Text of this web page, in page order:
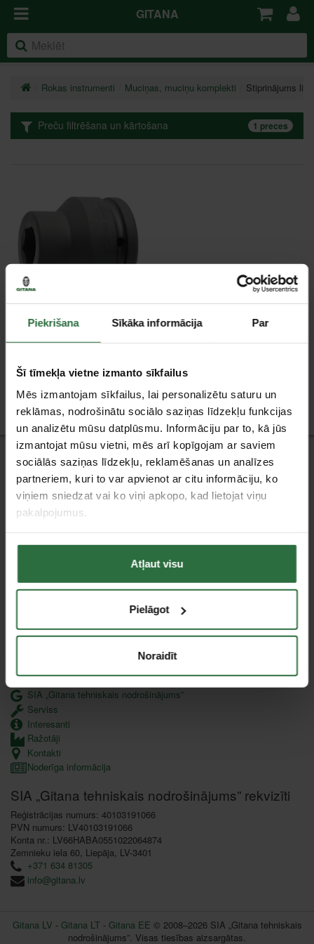
Piekrišana Sīkāka informācija Par
Šī tīmekļa vietne izmanto sīkfailus
Mēs izmantojam sīkfailus, lai personalizētu saturu un
reklāmas, nodrošinātu sociālo saziņas līdzekļu funkcijas
un analizētu mūsu datplūsmu. Informāciju par to, kā jūs
izmantojat mūsu vietni, mēs arī kopīgojam ar saviem
sociālās saziņas līdzekļu, reklamēšanas un analīzes
partneriem, kuri to var apvienot ar citu informāciju, ko
viņiem sniedzat vai ko viņi apkopo, kad lietojat viņu
pakalpojumus.
Atļaut visu
Pielāgot
Noraidīt
GITANA
Rokas instrumenti Muciņas, muciņu komplekti Stiprinājums
Preču filtrēšana un kārtošana 1 preces
Trieciena seškantes
Ir noliktavā
Jaunumi
Klientu apkalpošana
Apmaksa
Pirkšana uz nomaksu (līzingā)
Garantijas saistības un preču atgriešana
Datu aizsardzība
Uzņēmuma informācija
SIA „Gitana tehniskais nodrošinājums”
Serviss
Interesanti
Ražotāji
Kontakti
Noderīga informācija
SIA „Gitana tehniskais nodrošinājums” rekvizīti
Reģistrācijas numurs: 40103191066
PVN numurs: LV40103191066
Konta nr.: LV66HABA0551022064874
Zemnieku iela 60, Liepāja, LV-3401
+371 634 81305
info@gitana.lv
Gitana LV - Gitana LT- Gitana EE © 2008–2026 SIA „Gitana tehniskais
nodrošinājums”. Visas tiesības aizsargātas.